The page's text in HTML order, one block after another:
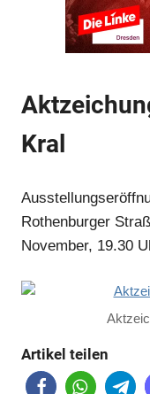
Kral
Rothenburger
November, 19.30
Artikel teilen